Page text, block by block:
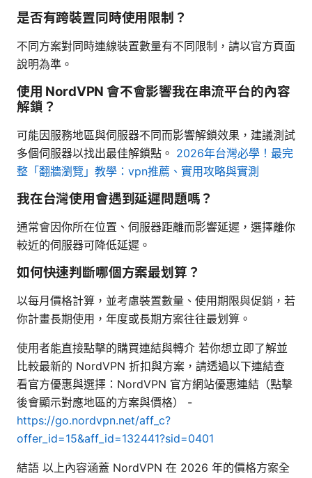
是否有跨裝置同時使用限制？
不同方案對同時連線裝置數量有不同限制，請以官方頁面
說明為準。
使用 NordVPN 會不會影響我在串流平台的內容
解鎖？
可能因服務地區與伺服器不同而影響解鎖效果，建議測試
多個伺服器以找出最佳解鎖點。 2026年台灣必學！最完
整「翻牆瀏覽」教學：vpn推薦、實用攻略與實測
我在台灣使用會遇到延遲問題嗎？
通常會因你所在位置、伺服器距離而影響延遲，選擇離你
較近的伺服器可降低延遲。
如何快速判斷哪個方案最划算？
以每月價格計算，並考慮裝置數量、使用期限與促銷，若
你計畫長期使用，年度或長期方案往往最划算。
使用者能直接點擊的購買連結與轉介 若你想立即了解並
比較最新的 NordVPN 折扣與方案，請透過以下連結查
看官方優惠與選擇：NordVPN 官方網站優惠連結（點擊
後會顯示對應地區的方案與價格） -
https://go.nordvpn.net/aff_c?
offer_id=15&aff_id=132441?sid=0401
結語 以上內容涵蓋 NordVPN 在 2026 年的價格方案全